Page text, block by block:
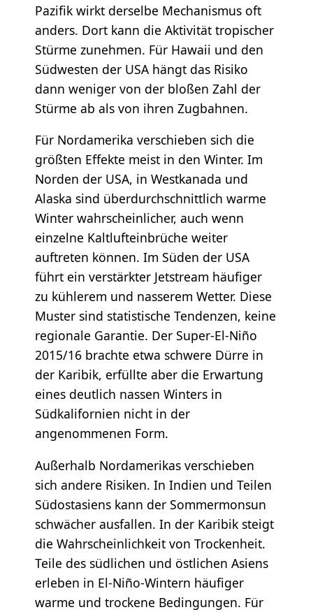
Pazifik wirkt derselbe Mechanismus oft
anders. Dort kann die Aktivität tropischer
Stürme zunehmen. Für Hawaii und den
Südwesten der USA hängt das Risiko
dann weniger von der bloßen Zahl der
Stürme ab als von ihren Zugbahnen.
Für Nordamerika verschieben sich die
größten Effekte meist in den Winter. Im
Norden der USA, in Westkanada und
Alaska sind überdurchschnittlich warme
Winter wahrscheinlicher, auch wenn
einzelne Kaltlufteinbrüche weiter
auftreten können. Im Süden der USA
führt ein verstärkter Jetstream häufiger
zu kühlerem und nasserem Wetter. Diese
Muster sind statistische Tendenzen, keine
regionale Garantie. Der Super-El-Niño
2015/16 brachte etwa schwere Dürre in
der Karibik, erfüllte aber die Erwartung
eines deutlich nassen Winters in
Südkalifornien nicht in der
angenommenen Form.
Außerhalb Nordamerikas verschieben
sich andere Risiken. In Indien und Teilen
Südostasiens kann der Sommermonsun
schwächer ausfallen. In der Karibik steigt
die Wahrscheinlichkeit von Trockenheit.
Teile des südlichen und östlichen Asiens
erleben in El-Niño-Wintern häufiger
warme und trockene Bedingungen. Für